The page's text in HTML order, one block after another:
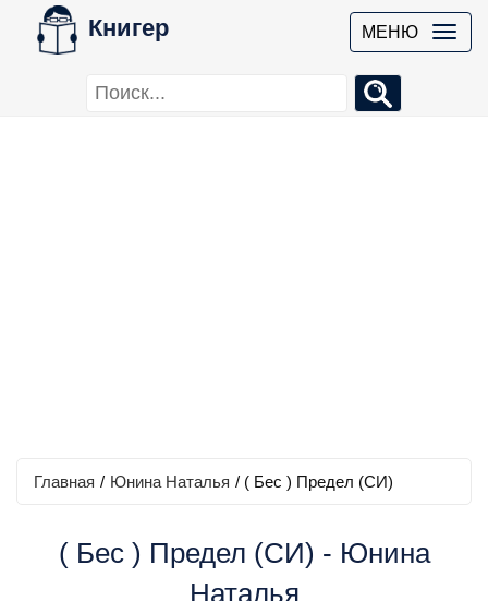
Книгер МЕНЮ
Главная / Юнина Наталья / ( Бес ) Предел (СИ)
( Бес ) Предел (СИ) - Юнина
Наталья